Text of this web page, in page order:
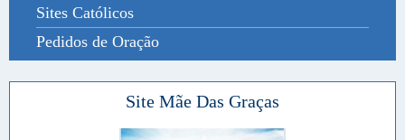
Sites Católicos
Pedidos de Oração
Site Mãe Das Graças